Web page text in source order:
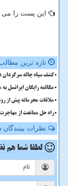
این پست را می
تازه ترین
کشف سیاه چاله
مکالمه رایگان ایرانسل
ملاقات محرمانه پیش از
راه حل ممانعت از
نظرات
لطفا شما هم